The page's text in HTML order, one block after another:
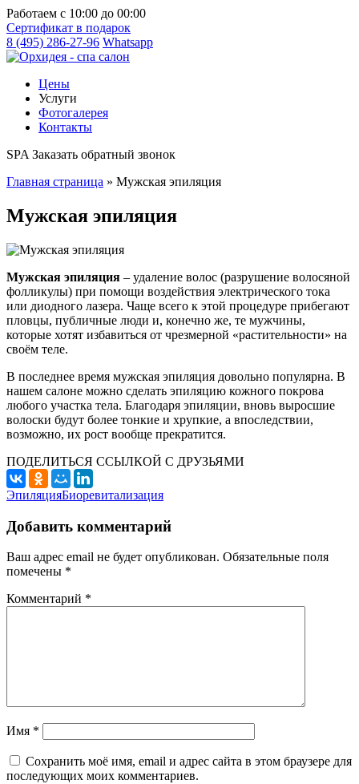
Работаем с 10:00 до 00:00
Cертификат в подарок
8 (495) 286-27-96 Whatsapp
Цены
Услуги
Фотогалерея
Контакты
SPA Заказать обратный звонок
Главная страница » Мужская эпиляция
Мужская эпиляция
Мужская эпиляция – удаление волос (разрушение волосяной
фолликулы) при помощи воздействия электрического тока
или диодного лазера. Чаще всего к этой процедуре прибегают
пловцы, публичные люди и, конечно же, те мужчины,
которые хотят избавиться от чрезмерной «растительности» на
своём теле.
В последнее время мужская эпиляция довольно популярна. В
нашем салоне можно сделать эпиляцию кожного покрова
любого участка тела. Благодаря эпиляции, вновь выросшие
волоски будут более тонкие и хрупкие, а впоследствии,
возможно, их рост вообще прекратится.
ПОДЕЛИТЬСЯ ССЫЛКОЙ С ДРУЗЬЯМИ
ЭпиляцияБиоревитализация
Добавить комментарий
Ваш адрес email не будет опубликован. Обязательные поля
помечены *
Комментарий *
Имя *
Сохранить моё имя, email и адрес сайта в этом браузере для
последующих моих комментариев.